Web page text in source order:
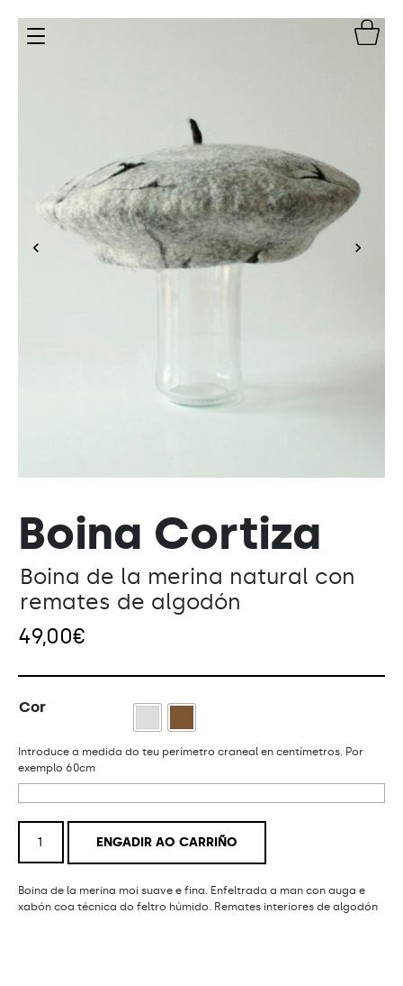
Boina Cortiza
Boina de la merina natural con
remates de algodón
49,00€
Cor
Introduce a medida do teu perímetro craneal en centímetros. Por
exemplo 60cm
Cortiza
ENGADIR AO CARRIÑO
Boina de la merina moi suave e fina. Enfeltrada a man con auga e
xabón coa técnica do feltro húmido. Remates interiores de algodón